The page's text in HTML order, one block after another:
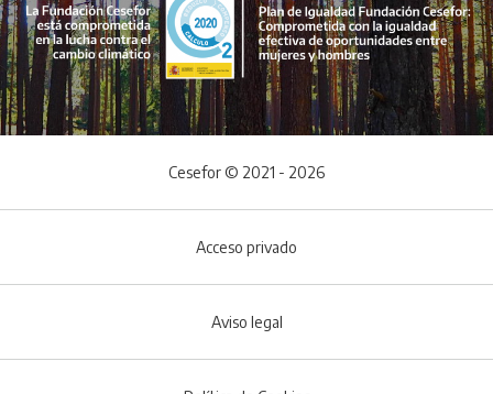
Cesefor © 2021 - 2026
Acceso privado
Aviso legal